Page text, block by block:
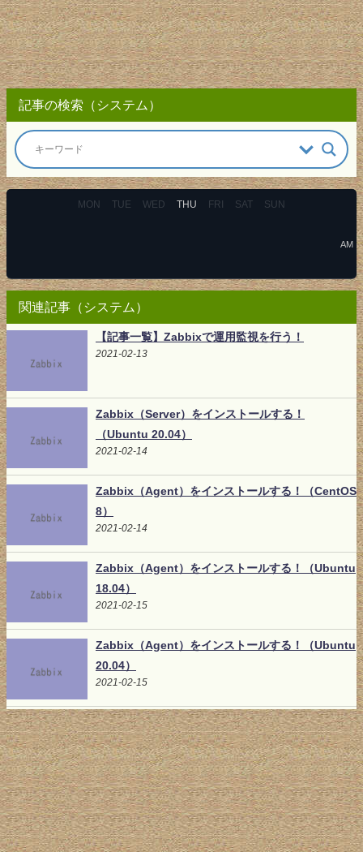
記事の検索（システム）
MON TUE WED THU FRI SAT SUN
AM
関連記事（システム）
【記事一覧】Zabbixで運用監視を行う！
2021-02-13
Zabbix（Server）をインストールする！
（Ubuntu 20.04）
2021-02-14
Zabbix（Agent）をインストールする！（CentOS
8）
2021-02-14
Zabbix（Agent）をインストールする！（Ubuntu
18.04）
2021-02-15
Zabbix（Agent）をインストールする！（Ubuntu
20.04）
2021-02-15